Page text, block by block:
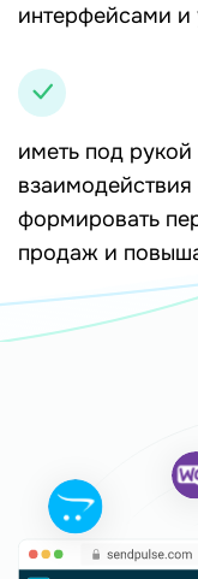
интерфейсами и
иметь под
формировать
продаж и